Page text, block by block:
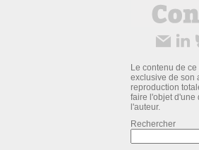
Le contenu de
exclusive de son
reproduction
faire l'objet d'une
l'auteur.
Rechercher